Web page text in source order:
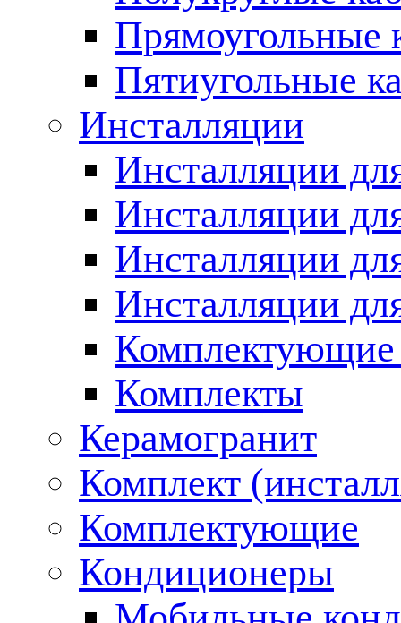
Прямоугольные
Пятиугольные
Инсталляции
Инсталляции
Инсталляции
Инсталляции
Инсталляции
Комплектующие
Комплекты
Керамогранит
Комплект
Комплектующие
Кондиционеры